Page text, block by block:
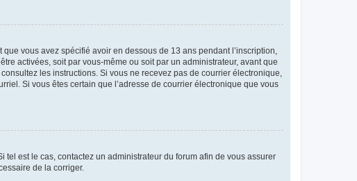
vous avez spécifié avoir en dessous de 13 ans pendant l’inscription,
activées, soit par vous-même ou soit par un administrateur, avant que
les instructions. Si vous ne recevez pas de courrier électronique,
Si vous êtes certain que l’adresse de courrier électronique que vous
tel est le cas, contactez un administrateur du forum afin de vous assurer
de la corriger.